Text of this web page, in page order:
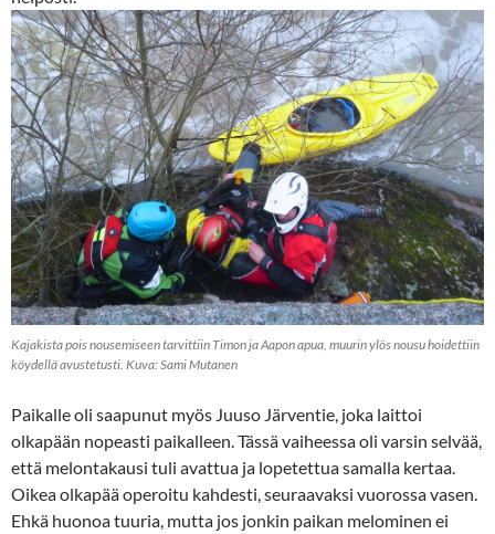
Kajakista pois nousemiseen tarvittiin Timon ja Aapon apua, muurin ylös nousu hoidettiin
köydellä avustetusti. Kuva: Sami Mutanen
Paikalle oli saapunut myös Juuso Järventie, joka laittoi
olkapään nopeasti paikalleen. Tässä vaiheessa oli varsin selvää,
että melontakausi tuli avattua ja lopetettua samalla kertaa.
Oikea olkapää operoitu kahdesti, seuraavaksi vuorossa vasen.
Ehkä huonoa tuuria, mutta jos jonkin paikan melominen ei